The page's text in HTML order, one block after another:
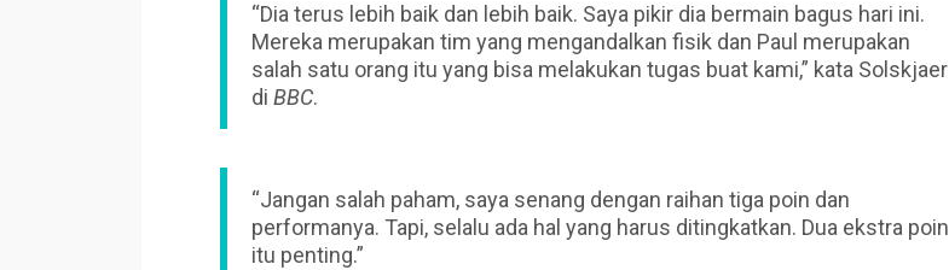
“Dia terus lebih baik dan lebih baik. Saya pikir dia bermain bagus hari ini.
Mereka merupakan tim yang mengandalkan fisik dan Paul merupakan
salah satu orang itu yang bisa melakukan tugas buat kami,” kata Solskjaer
di BBC.
“Jangan salah paham, saya senang dengan raihan tiga poin dan
performanya. Tapi, selalu ada hal yang harus ditingkatkan. Dua ekstra poin
itu penting.”